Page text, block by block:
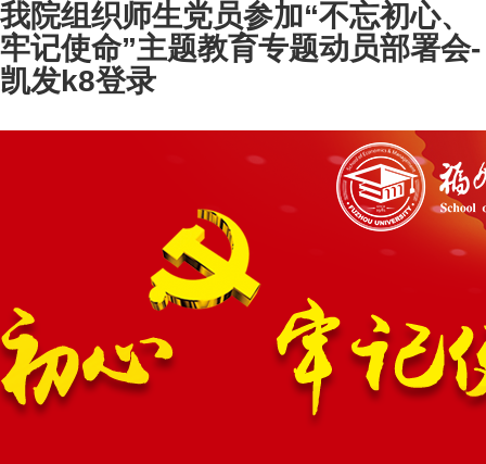
我院组织师生党员参加“不忘初心、
牢记使命”主题教育专题动员部署会-
凯发k8登录